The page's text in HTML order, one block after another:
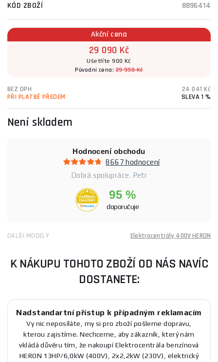
KÓD ZBOŽÍ
8896414
Akční cena
29 090 Kč
Ušetříte 900 Kč
Původní cena:29 990 Kč
BEZ DPH
24 041 Kč
PŘI PLATBĚ PŘEDEM
SLEVA 1 %
Není skladem
Hodnocení obchodu
8667 hodnocení
Dobrá spolupráce. Petr
95 %
doporučuje
DALŠÍ MODELY Elektrocentrály 400V HERON
K NÁKUPU TOHOTO ZBOŽÍ OD NÁS NAVÍC
DOSTANETE:
Nadstandartní přístup k případným reklamacím
Vy nic neposíláte, my si pro zboží pošleme dopravu,
kterou zajistíme. Nechceme, aby zákazník, který nám
vkládá důvěru tím, že nakoupí Elektrocentrála benzínová
HERON 13HP/6,0kW (400V), 2x2,2kW (230V), elektrický